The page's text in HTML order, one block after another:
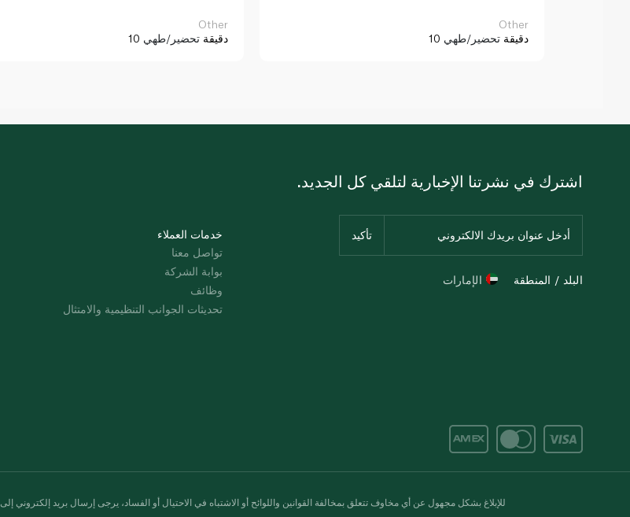
Other
10 دقيقة تحضير/طهي
Other
10 دقيقة تحضير/طهي
خدمات العملاء
تواصل معنا
بوابة الشركة
وظائف
تحديثات الجوانب التنظيمية والامتثال
اشترك في نشرتنا الإخبارية لتلقي كل الجديد.
البلد / المنطقة الإمارات
للإبلاغ بشكل مجهول عن أي مخاوف تتعلق بمخالفة القوانين واللوائح أو الاشتباه في الاحتيال أو الفساد، يرجى إرسال بريد إلكتروني إلى